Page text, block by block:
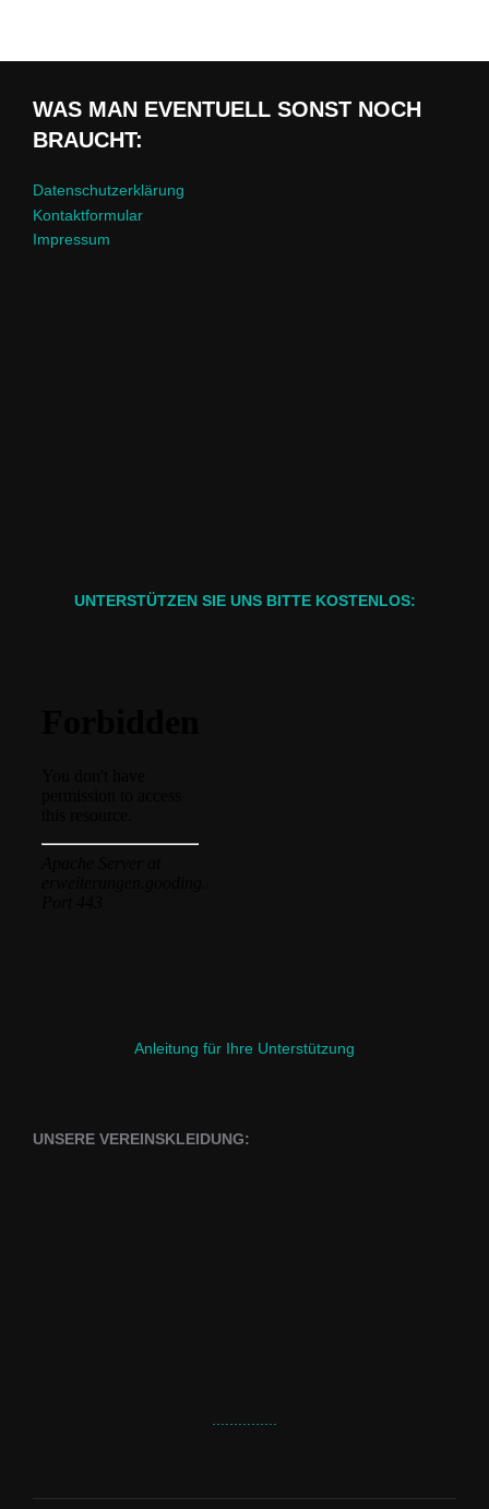
WAS MAN EVENTUELL SONST NOCH
BRAUCHT:
Datenschutzerklärung
Kontaktformular
Impressum
UNTERSTÜTZEN SIE UNS BITTE KOSTENLOS:
Anleitung für Ihre Unterstützung
UNSERE VEREINSKLEIDUNG:
...............